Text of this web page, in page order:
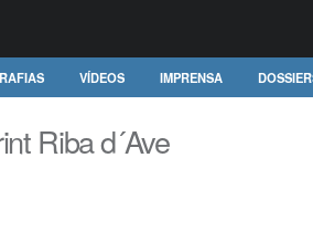
VÍDEOS IMPRENSA
Riba d´Ave